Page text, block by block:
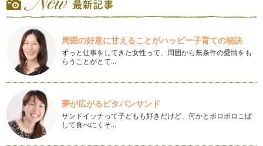
ママといっしょにクッキング 野菜たっぷりミネストローネ
春から初夏にかけて美味しいお野菜がたくさん出回ります
ね。 今…
ママといっしょにクッキング ミキサーで簡単！ブルーベリー
ヨーグルトシェイク
暖かい季節になり、ひんやりしたデザートをおやつに食べた
くな…
ママといっしょにクッキング 手作りのやさしい味バナナマフ
ィン
バナナの皮に茶色の斑点がでて黒くなりそうな、食べきれず
残っ…
周囲の好意に甘えることがハッピー子育ての秘訣
ずっと仕事をしてきた女性って、周囲から無条件の愛情をも
らうことがとて…
夢が広がるピタパンサンド
サンドイッチって子どもも好きだけど、何かとボロボロこぼ
して食べにくそ…